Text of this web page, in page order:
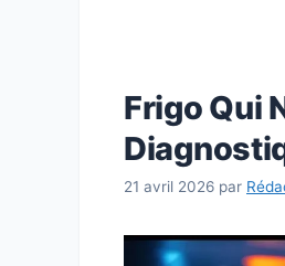
Frigo Qui
21 avril 2026 par